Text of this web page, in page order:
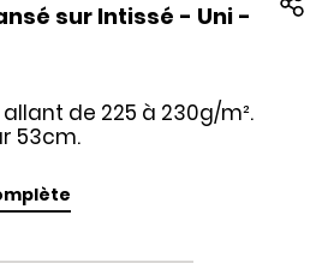
sur Intissé - Uni -
de 225 à 230g/m².
53cm.